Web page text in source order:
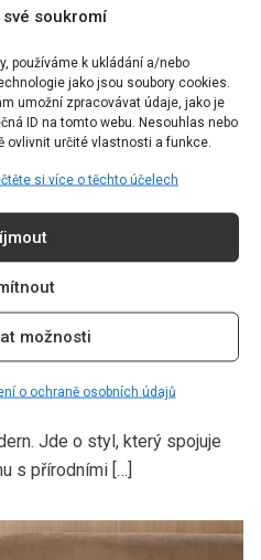
soukromí
používáme k ukládání a/nebo
jako jsou soubory cookies.
umožní zpracovávat údaje, jako je
ID na tomto webu. Nesouhlas nebo
ovlivnit určité vlastnosti a funkce.
si více o těchto účelech
možnosti
o ochraně osobních údajů
přírody a
se s interiérovým
víc než jen
Jde o styl, který spojuje
s přírodními […]